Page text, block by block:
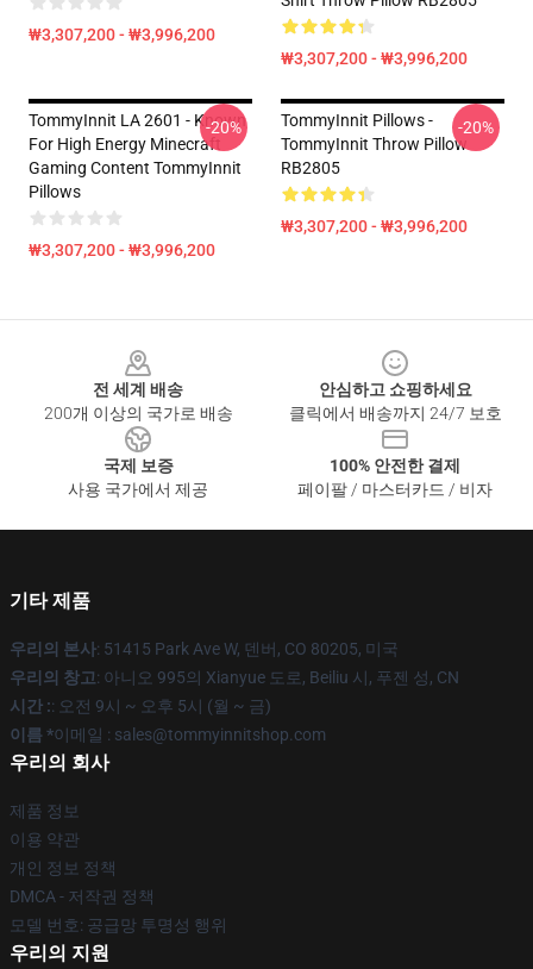
₩3,307,200 - ₩3,996,200
₩3,307,200 - ₩3,996,200
TommyInnit LA 2601 - Known
For High Energy Minecraft
Gaming Content TommyInnit
Pillows
₩3,307,200 - ₩3,996,200
-20%
TommyInnit Pillows -
TommyInnit Throw Pillow
RB2805
₩3,307,200 - ₩3,996,200
-20%
전 세계 배송
200개 이상의 국가로 배송
안심하고 쇼핑하세요
클릭에서 배송까지 24/7 보호
국제 보증
사용 국가에서 제공
100% 안전한 결제
페이팔 / 마스터카드 / 비자
기타 제품
우리의 본사: 51415 Park Ave W, 덴버, CO 80205, 미국
우리의 창고: 아니오 995의 Xianyue 도로, Beiliu 시, 푸젠 성, CN
시간 :: 오전 9시 ~ 오후 5시 (월 ~ 금)
이름 *이메일 : sales@tommyinnitshop.com
우리의 회사
제품 정보
이용 약관
개인 정보 정책
DMCA - 저작권 정책
모델 번호: 공급망 투명성 행위
우리의 지원